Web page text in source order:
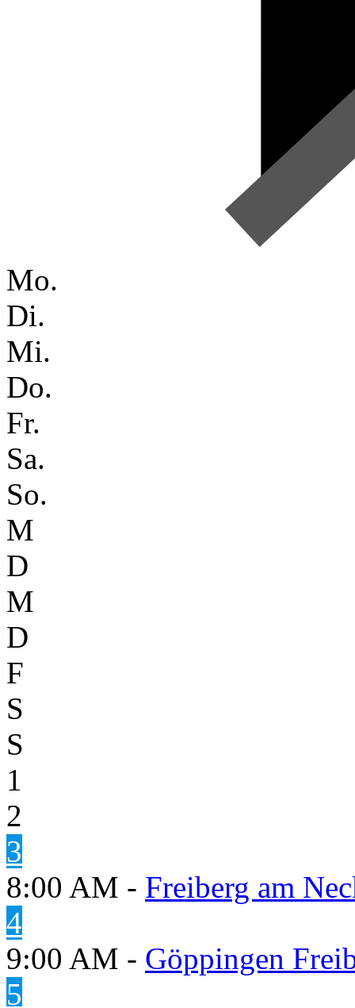
Mo.
Di.
Mi.
Do.
Fr.
Sa.
So.
M
D
M
D
F
S
S
1
2
3
8:00 AM - Freiberg am
4
9:00 AM - Göppingen
5